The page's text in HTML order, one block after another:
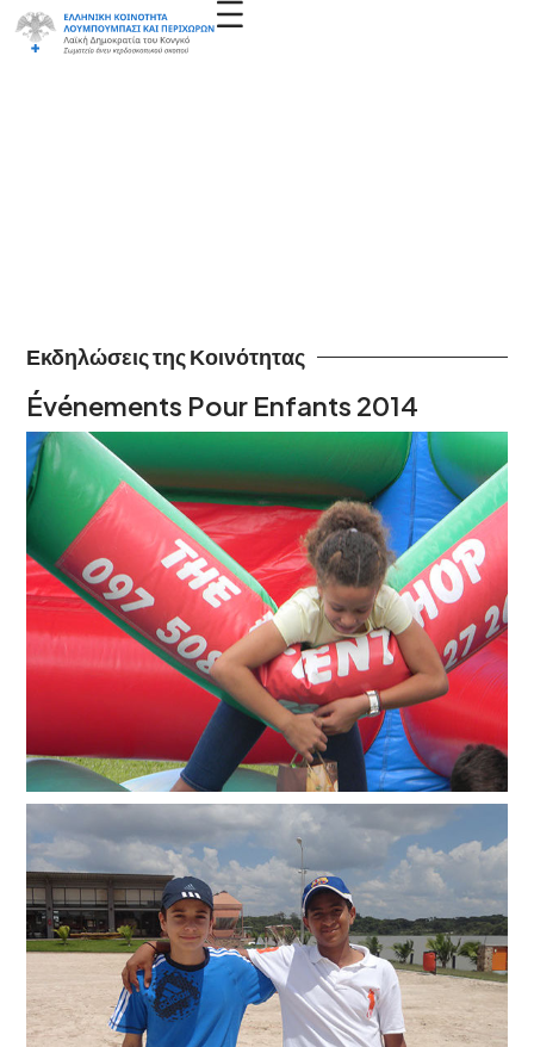
Εκδηλώσεις της Κοινότητας
Événements Pour Enfants 2014